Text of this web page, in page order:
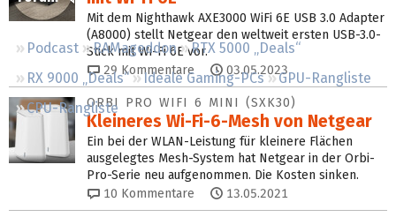
Podcast RAMageddon
RTX 5000 „Deals“
RX 9000 „Deals“
Ideale Gaming-PCs
GPU-Rangliste
CPU-Rangliste
Mit dem Nighthawk AXE3000 WiFi 6E USB 3.0 Adapter
(A8000) stellt Netgear den weltweit ersten USB-3.0-
Stick mit Wi-Fi 6E vor.
29 Kommentare 03.05.2023
ORBI PRO WIFI 6 MINI (SXK30)
Kleineres Wi-Fi-6-Mesh von Netgear
Ein bei der WLAN-Leistung für kleinere Flächen
ausgelegtes Mesh-System hat Netgear in der Orbi-
Pro-Serie neu aufgenommen. Die Kosten sinken.
10 Kommentare 13.05.2021